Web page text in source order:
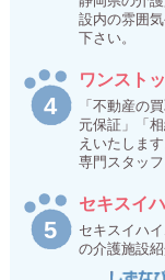
設内の雰囲
下さい。
ワンスト
「不動産の
元保証」「
えいたしま
専門スタッ
セキスイ
セキスイハ
の介護施設